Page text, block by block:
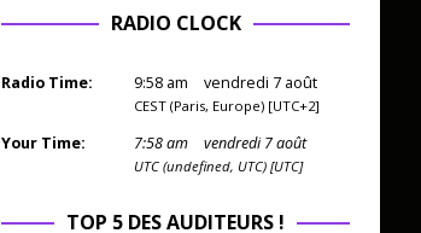
RADIO CLOCK
Radio Time: 9:58 am vendredi 7 août
CEST (Paris, Europe) [UTC+2]
Your Time: 7:58am vendredi 7 août
UTC (undefined, UTC) [UTC]
TOP 5 DES AUDITEURS !